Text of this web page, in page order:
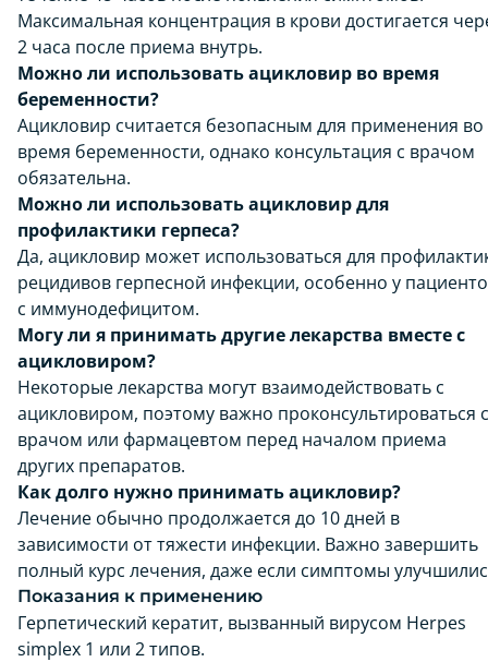
Максимальная концентрация в крови достигается
2 часа после приема внутрь.
Можно ли использовать ацикловир во время
беременности?
Ацикловир считается безопасным для применения во
время беременности, однако консультация с врачом
обязательна.
Можно ли использовать ацикловир для
профилактики герпеса?
Да, ацикловир может использоваться для
рецидивов герпесной инфекции, особенно у
с иммунодефицитом.
Могу ли я принимать другие лекарства вместе с
ацикловиром?
Некоторые лекарства могут взаимодействовать с
ацикловиром, поэтому важно проконсультироваться с
врачом или фармацевтом перед началом приема
других препаратов.
Как долго нужно принимать ацикловир?
Лечение обычно продолжается до 10 дней в
зависимости от тяжести инфекции. Важно завершить
полный курс лечения, даже если симптомы
Показания к применению
Герпетический кератит, вызванный вирусом Herpes
simplex 1 или 2 типов.